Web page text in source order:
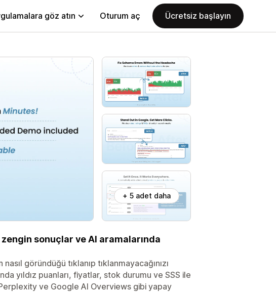
göz atın Oturum aç Ücretsiz başlayın
+ 5 adet daha
sonuçlar ve AI aramalarında
göründüğü tıklanıp tıklanmayacağınızı
yıldız puanları, fiyatlar, stok durumu ve SSS ile
ve Google AI Overviews gibi yapay